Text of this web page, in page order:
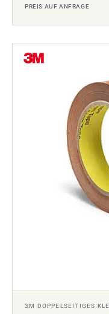
PREIS AUF ANFRAGE
3M DOPPELSEITIGES